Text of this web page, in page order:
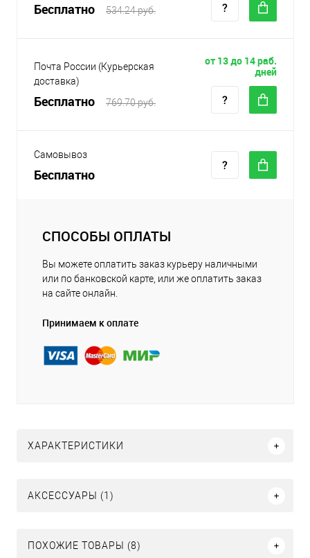
Бесплатно 534.24 руб.
Почта России (Курьерская
доставка)
Бесплатно 769.70 руб.
от 13 до 14 раб.
дней
Самовывоз
Бесплатно
СПОСОБЫ ОПЛАТЫ
Вы можете оплатить заказ курьеру наличными
или по банковской карте, или же оплатить заказ
на сайте онлайн.
Принимаем к оплате
ХАРАКТЕРИСТИКИ
АКСЕССУАРЫ (1)
ПОХОЖИЕ ТОВАРЫ (8)